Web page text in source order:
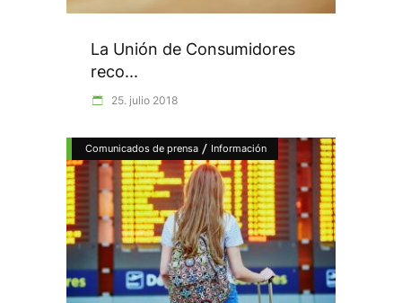
La Unión de Consumidores
reco...
25. julio 2018
Comunicados de prensa / Información